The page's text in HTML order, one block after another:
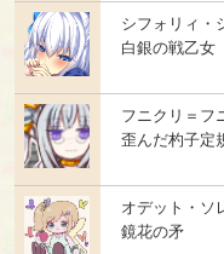
シフォリィ・
白銀の戦乙女
フニクリ＝フ
歪んだ杓子定
オデット・ソ
鏡花の矛